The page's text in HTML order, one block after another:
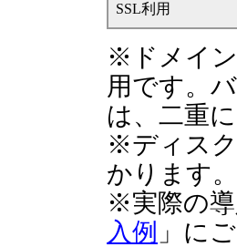
SSL利用
※ドメイ
用です。
は、二重
※ディスク
かります
※実際の
入例 」に